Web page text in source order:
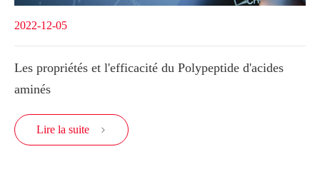
2022-12-05
Les propriétés et l'efficacité du Polypeptide d'acides
aminés
Lire la suite 